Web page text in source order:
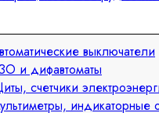
выключатели
и дифавтоматы
счетчики
индикаторные